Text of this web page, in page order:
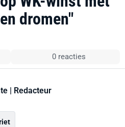
dromen"
0 reacties
| Redacteur